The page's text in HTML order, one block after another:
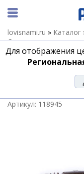
lovisnami.ru » Каталог
Силиконовые
»Силиконовые
TIOGA 2.4in(6.20)/T36
Виброхвост
2.4in(6.20)/T36
Артикул: 118945
Для отображения